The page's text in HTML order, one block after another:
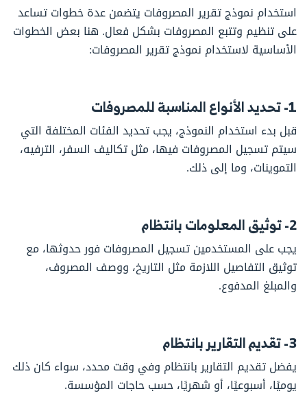
استخدام نموذج تقرير المصروفات يتضمن عدة خطوات تساعد
على تنظيم وتتبع المصروفات بشكل فعال. هنا بعض الخطوات
الأساسية لاستخدام نموذج تقرير المصروفات:
1- تحديد الأنواع المناسبة للمصروفات
قبل بدء استخدام النموذج، يجب تحديد الفئات المختلفة التي
سيتم تسجيل المصروفات فيها، مثل تكاليف السفر، الترفيه،
التموينات، وما إلى ذلك.
2- توثيق المعلومات بانتظام
يجب على المستخدمين تسجيل المصروفات فور حدوثها، مع
توثيق التفاصيل اللازمة مثل التاريخ، ووصف المصروف،
والمبلغ المدفوع.
3- تقديم التقارير بانتظام
يفضل تقديم التقارير بانتظام وفي وقت محدد، سواء كان ذلك
يوميًا، أسبوعيًا، أو شهريًا، حسب حاجات المؤسسة.